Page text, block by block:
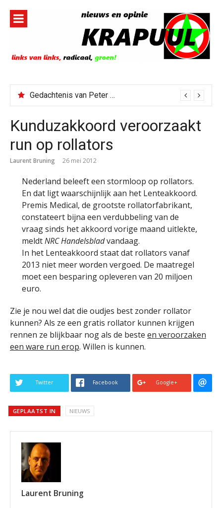
inhoud
Gedachtenis van Peter Faber
Kunduzakkoord veroorzaakt
run op rollators
Laurent Bruning 26 mei 2012
Nederland beleeft een stormloop op rollators.
En dat ligt waarschijnlijk aan het Lenteakkoord.
Premis Medical, de grootste rollatorfabrikant,
constateert bijna een verdubbeling van de
vraag sinds het akkoord vorige maand uitlekte,
meldtNRC Handelsbladvandaag.
In het Lenteakkoord staat dat rollators vanaf
2013 niet meer worden vergoed. De maatregel
moet een besparing opleveren van 20 miljoen
euro.
Zie je nou wel dat die oudjes best zonder rollator
kunnen? Als ze een gratis rollator kunnen krijgen
rennen ze blijkbaar nog als de beste en veroorzaken
een ware run erop. Willen is kunnen.
Twitter Facebook Google+
GEPLAATST IN NIEUWS
Laurent Bruning